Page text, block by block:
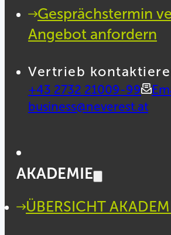
Gesprächstermin
Angebot anfordern
Vertrieb
+43 2732 21009-99
business@neverest.at
AKADEMIE
ÜBERSICHT